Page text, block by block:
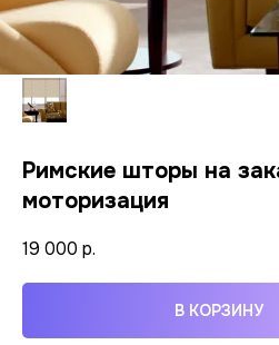
Римские шторы на
моторизация
19 000 р.
В КОРЗИНУ